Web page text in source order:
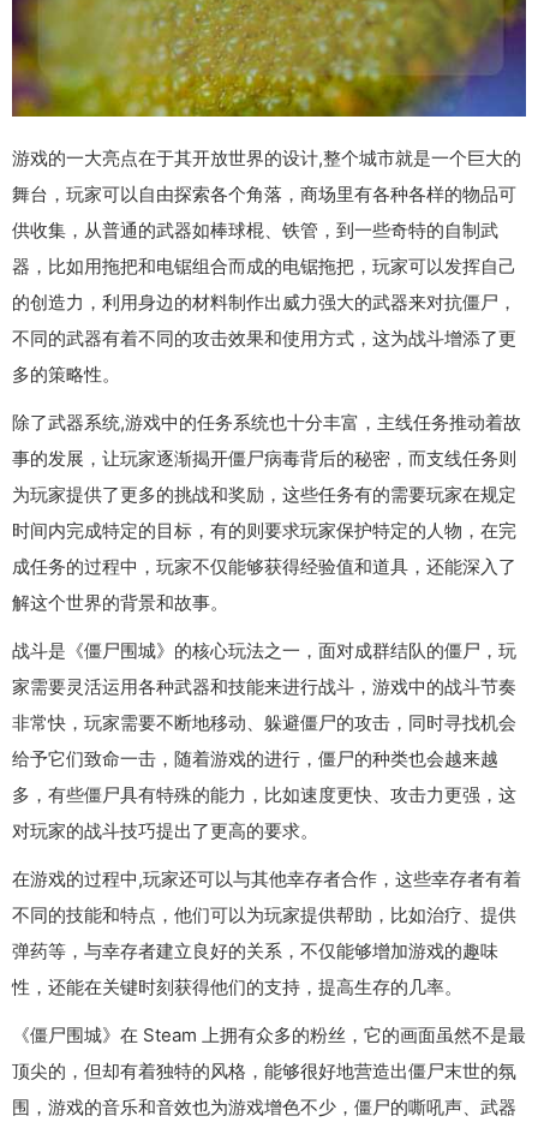
游戏的一大亮点在于其开放世界的设计,整个城市就是一个巨大的
舞台，玩家可以自由探索各个角落，商场里有各种各样的物品可
供收集，从普通的武器如棒球棍、铁管，到一些奇特的自制武
器，比如用拖把和电锯组合而成的电锯拖把，玩家可以发挥自己
的创造力，利用身边的材料制作出威力强大的武器来对抗僵尸，
不同的武器有着不同的攻击效果和使用方式，这为战斗增添了更
多的策略性。
除了武器系统,游戏中的任务系统也十分丰富，主线任务推动着故
事的发展，让玩家逐渐揭开僵尸病毒背后的秘密，而支线任务则
为玩家提供了更多的挑战和奖励，这些任务有的需要玩家在规定
时间内完成特定的目标，有的则要求玩家保护特定的人物，在完
成任务的过程中，玩家不仅能够获得经验值和道具，还能深入了
解这个世界的背景和故事。
战斗是《僵尸围城》的核心玩法之一，面对成群结队的僵尸，玩
家需要灵活运用各种武器和技能来进行战斗，游戏中的战斗节奏
非常快，玩家需要不断地移动、躲避僵尸的攻击，同时寻找机会
给予它们致命一击，随着游戏的进行，僵尸的种类也会越来越
多，有些僵尸具有特殊的能力，比如速度更快、攻击力更强，这
对玩家的战斗技巧提出了更高的要求。
在游戏的过程中,玩家还可以与其他幸存者合作，这些幸存者有着
不同的技能和特点，他们可以为玩家提供帮助，比如治疗、提供
弹药等，与幸存者建立良好的关系，不仅能够增加游戏的趣味
性，还能在关键时刻获得他们的支持，提高生存的几率。
《僵尸围城》在 Steam 上拥有众多的粉丝，它的画面虽然不是最
顶尖的，但却有着独特的风格，能够很好地营造出僵尸末世的氛
围，游戏的音乐和音效也为游戏增色不少，僵尸的嘶吼声、武器